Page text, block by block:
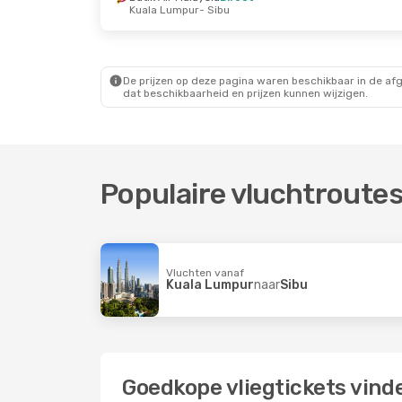
Kuala Lumpur- Sibu
De prijzen op deze pagina waren beschikbaar in de
dat beschikbaarheid en prijzen kunnen wijzigen.
Populaire
Vluchten vanaf
Kuala LumpurnaarSibu
Goedkope vliegtickets